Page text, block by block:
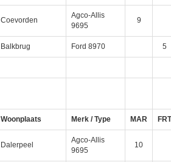
Coevorden
Agco-Allis
9695
9
Balkbrug Ford 8970 5
Woonplaats Merk / Type MAR FRT
Dalerpeel
Agco-Allis
9695
10